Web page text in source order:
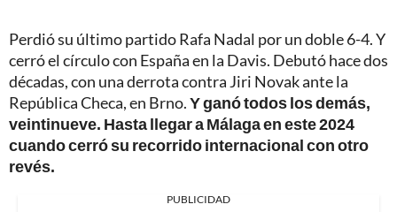
Perdió su último partido Rafa Nadal por un doble 6-4. Y
cerró el círculo con España en la Davis. Debutó hace dos
décadas, con una derrota contra Jiri Novak ante la
República Checa, en Brno.Y ganó todos los demás,
veintinueve. Hasta llegar a Málaga en este 2024
cuando cerró su recorrido internacional con otro
revés.
PUBLICIDAD